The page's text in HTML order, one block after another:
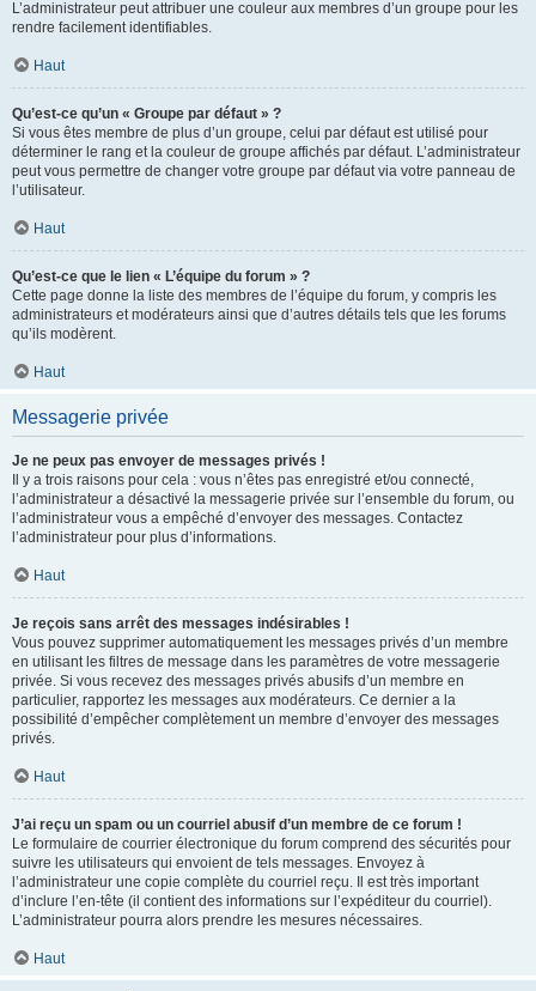
L’administrateur peut attribuer une couleur aux membres d’un groupe pour les
rendre facilement identifiables.
Haut
Qu’est-ce qu’un « Groupe par défaut » ?
Si vous êtes membre de plus d’un groupe, celui par défaut est utilisé pour
déterminer le rang et la couleur de groupe affichés par défaut. L’administrateur
peut vous permettre de changer votre groupe par défaut via votre panneau de
l’utilisateur.
Haut
Qu’est-ce que le lien « L’équipe du forum » ?
Cette page donne la liste des membres de l’équipe du forum, y compris les
administrateurs et modérateurs ainsi que d’autres détails tels que les forums
qu’ils modèrent.
Haut
Messagerie privée
Je ne peux pas envoyer de messages privés !
Il y a trois raisons pour cela : vous n’êtes pas enregistré et/ou connecté,
l’administrateur a désactivé la messagerie privée sur l’ensemble du forum, ou
l’administrateur vous a empêché d’envoyer des messages. Contactez
l’administrateur pour plus d’informations.
Haut
Je reçois sans arrêt des messages indésirables !
Vous pouvez supprimer automatiquement les messages privés d’un membre
en utilisant les filtres de message dans les paramètres de votre messagerie
privée. Si vous recevez des messages privés abusifs d’un membre en
particulier, rapportez les messages aux modérateurs. Ce dernier a la
possibilité d’empêcher complètement un membre d’envoyer des messages
privés.
Haut
J’ai reçu un spam ou un courriel abusif d’un membre de ce forum !
Le formulaire de courrier électronique du forum comprend des sécurités pour
suivre les utilisateurs qui envoient de tels messages. Envoyez à
l’administrateur une copie complète du courriel reçu. Il est très important
d’inclure l’en-tête (il contient des informations sur l’expéditeur du courriel).
L’administrateur pourra alors prendre les mesures nécessaires.
Haut